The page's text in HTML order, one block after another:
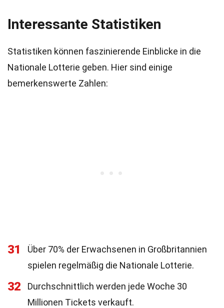
Interessante Statistiken
Statistiken können faszinierende Einblicke in die
Nationale Lotterie geben. Hier sind einige
bemerkenswerte Zahlen:
31
Über 70% der Erwachsenen in Großbritannien
spielen regelmäßig die Nationale Lotterie.
32
Durchschnittlich werden jede Woche 30
Millionen Tickets verkauft.